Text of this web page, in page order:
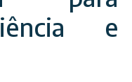
e